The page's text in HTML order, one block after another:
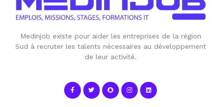
Medinjob existe pour aider les entreprises de la région
Sud à recruter les talents nécessaires au développement
de leur activité.